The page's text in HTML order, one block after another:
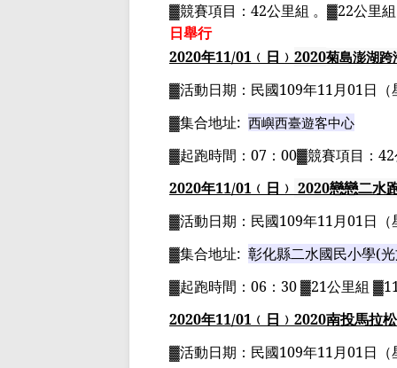
▓競賽項目： 42公里組 。 ▓22公里
日舉行
2020年11/01 ﹙日﹚ 2020菊島澎湖跨
▓活動日期： 民國109年11月01日
▓集合地址: 西嶼西臺遊客中心
▓起跑時間： 07 ： 00▓競賽項目： 42
2020年11/01 ﹙日﹚ 2020戀戀二水
▓活動日期： 民國109年11月01日
▓集合地址: 彰化縣二水國民小學(
▓起跑時間： 06 ： 30 ▓21公里組
2020年11/01 ﹙日﹚ 2020南投馬拉
▓活動日期： 民國109年11月01日